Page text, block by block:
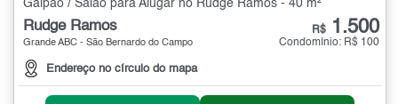
Galpão / Salão para Alugar no Rudge Ramos - 40 m²
Rudge Ramos
Grande ABC - São Bernardo do Campo
Endereço no círculo do mapa
R$ 1.500
Condomínio: R$ 100